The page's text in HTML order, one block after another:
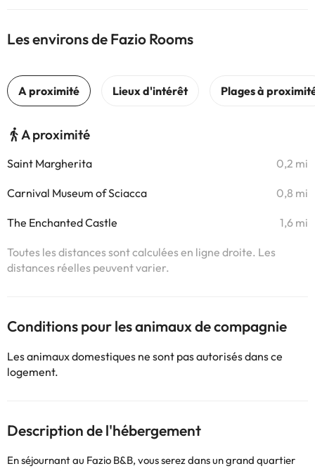
Les environs de Fazio Rooms
A proximité
Saint Margherita 0,2 mi
Carnival Museum of Sciacca 0,8 mi
The Enchanted Castle 1,6 mi
Toutes les distances sont calculées en ligne droite. Les
distances réelles peuvent varier.
Conditions pour les animaux de compagnie
Les animaux domestiques ne sont pas autorisés dans ce
logement.
Description de l'hébergement
En séjournant au Fazio B&B, vous serez dans un grand quartier